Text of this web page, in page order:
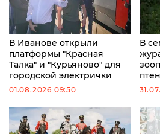
В Иванове открыли
платформы "Красная
Талка" и "Курьяново" для
городской электрички
01.08.2026 09:50
В